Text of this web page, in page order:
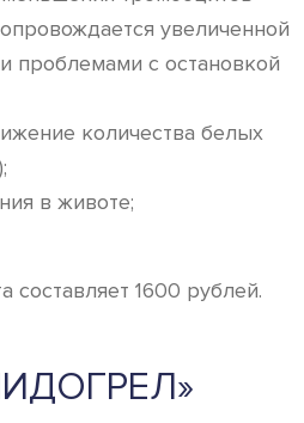
увеличенной
проблемами с остановкой
количества белых
в животе;
составляет 1600 рублей.